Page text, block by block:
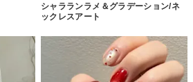
シャラランラメ＆グラデーション/ネ
ックレスアート